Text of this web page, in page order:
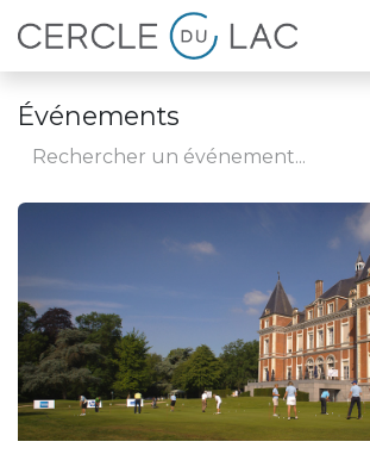
Se rendre au contenu
Événements